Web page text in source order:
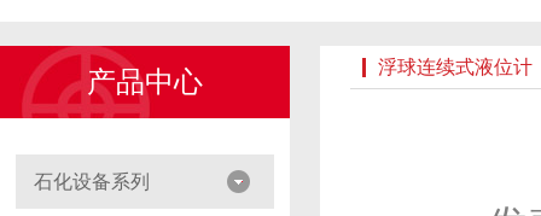
产品中心
石化设备系列
浮球连续式液位计